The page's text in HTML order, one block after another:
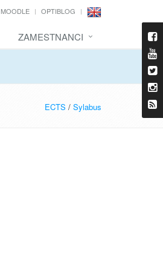
MOODLE OPTIBLOG
ZAMESTNANCI
ECTS / Sylabus